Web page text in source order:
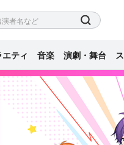
検索
ティ 音楽 演劇・舞台